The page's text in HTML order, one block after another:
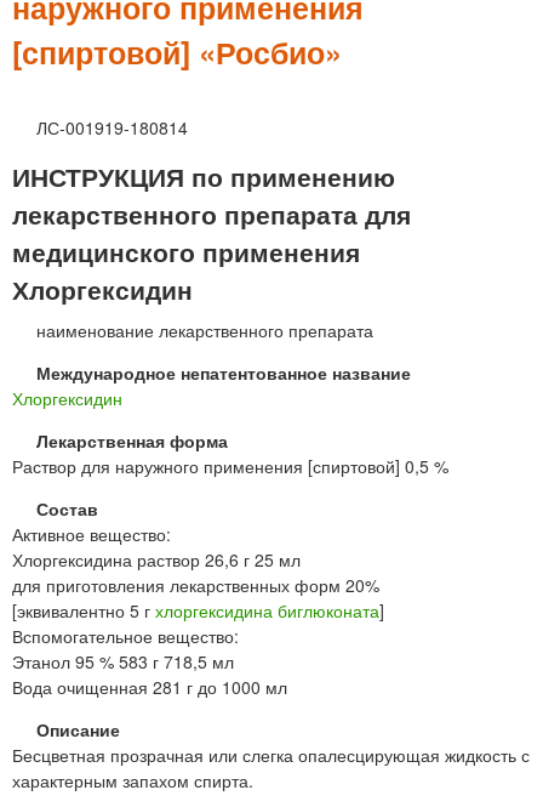
[спиртовой] «Росбио»
ЛС-001919-180814
ИНСТРУКЦИЯ по применению
лекарственного препарата для
медицинского применения
Хлоргексидин
наименование лекарственного препарата
Международное непатентованное название
Хлоргексидин
Лекарственная форма
Раствор для наружного применения [спиртовой] 0,5 %
Состав
Активное вещество:
Хлоргексидина раствор 26,6 г 25 мл
для приготовления лекарственных форм 20%
[эквивалентно 5 г хлоргексидина биглюконата]
Вспомогательное вещество:
Этанол 95 % 583 г 718,5 мл
Вода очищенная 281 г до 1000 мл
Описание
Бесцветная прозрачная или слегка опалесцирующая жидкость с
характерным запахом спирта.